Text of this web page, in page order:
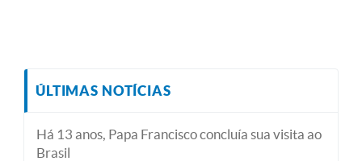
ÚLTIMAS NOTÍCIAS
Há 13 anos, Papa Francisco concluía sua visita ao
Brasil